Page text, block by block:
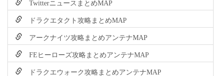
TwitterニュースまとめMAP
ドラクエタクト攻略まとめMAP
アークナイツ攻略まとめアンテナMAP
FEヒーローズ攻略まとめアンテナMAP
ドラクエウォーク攻略まとめアンテナMAP